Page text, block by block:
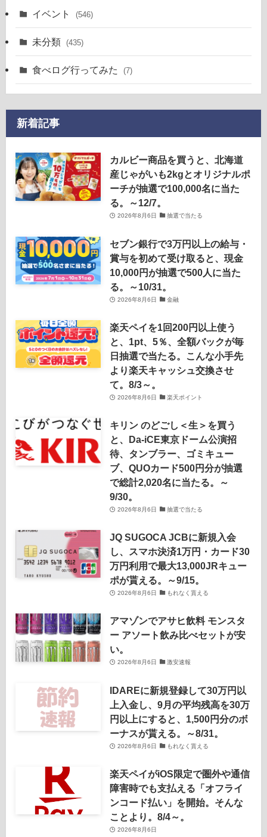
イベント (546)
未分類 (435)
食べログ行ってみた (7)
新着記事
カルビー商品を買うと、北海道
産じゃがいも2kgとオリジナルポ
ーチが抽選で100,000名に当た
る。～12/7。
2026年8月6日 抽選で当たる
セブン銀行で3万円以上の給与・
賞与を初めて受け取ると、現金
10,000円が抽選で500人に当た
る。～10/31。
2026年8月6日 金融
楽天ペイを1回200円以上使う
と、1pt、5％、全額バックが毎
日抽選で当たる。こんな小手先
より楽天キャッシュ交換させ
て。8/3～。
2026年8月6日 楽天ポイント
キリン のどごし＜生＞を買う
と、Da-iCE東京ドーム公演招
待、タンブラー、ゴミキュー
ブ、QUOカード500円分が抽選
で総計2,020名に当たる。～
9/30。
2026年8月6日 抽選で当たる
JQ SUGOCA JCBに新規入会
し、スマホ決済1万円・カード30
万円利用で最大13,000JRキュー
ポが貰える。～9/15。
2026年8月6日 もれなく貰える
アマゾンでアサヒ飲料 モンスタ
ー アソート飲み比べセットが安
い。
2026年8月6日 激安速報
IDAREに新規登録して30万円以
上入金し、9月の平均残高を30万
円以上にすると、1,500円分のボ
ーナスが貰える。～8/31。
2026年8月6日 もれなく貰える
楽天ペイがiOS限定で圏外や通信
障害時でも支払える「オフライ
ンコード払い」を開始。そんな
ことより。8/4～。
2026年8月6日